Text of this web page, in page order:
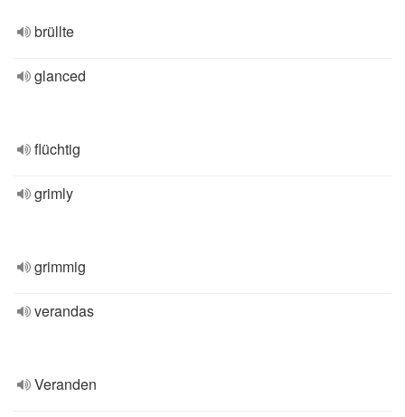
brüllte
glanced
flüchtig
grimly
grimmig
verandas
Veranden